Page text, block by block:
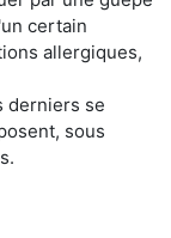
certain
allergiques,
derniers se
sous